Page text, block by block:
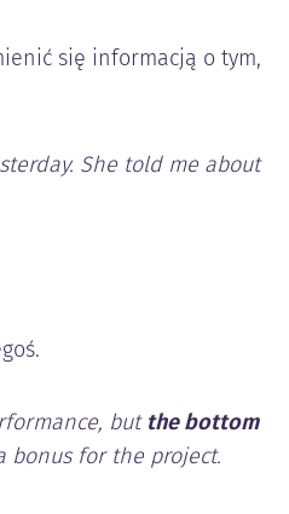
się informacją o tym,
She told me about
but the bottom
for the project.